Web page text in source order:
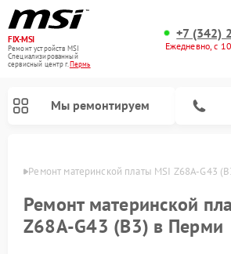
FIX-MSI
Ремонт устройств MSI
Специализированный
cервисный центр г.Пермь
+7 (342)
Ежедневно, с
Мы ремонтируем
Ремонт материнской платы MSI Z68A-G43
Ремонт материнской
Z68A-G43 (B3) в Перми